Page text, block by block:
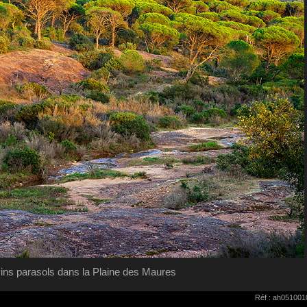
parasols dans la Plaine des Maures
Réf :